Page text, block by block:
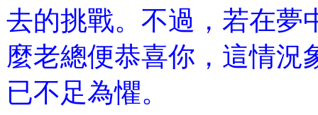
去的挑戰。不過，若在夢
麼老總便恭喜你，這情況
已不足為懼。